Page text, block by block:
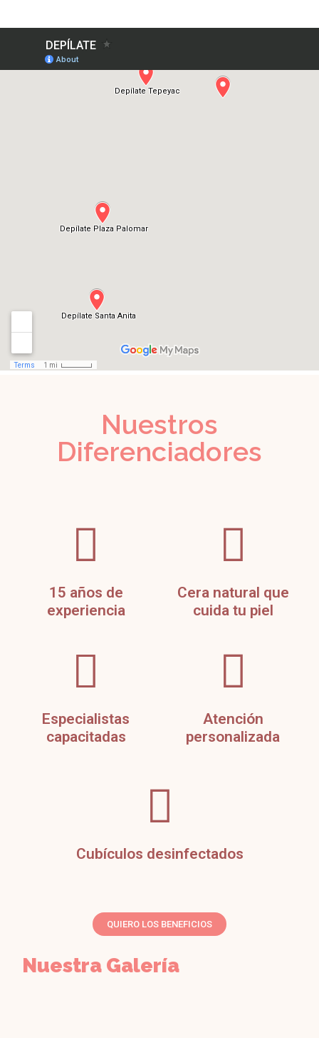
Nuestros
Diferenciadores
15 años de
experiencia
Cera natural que
cuida tu piel
Especialistas
capacitadas
Atención
personalizada
Cubículos desinfectados
QUIERO LOS BENEFICIOS
Nuestra Galería